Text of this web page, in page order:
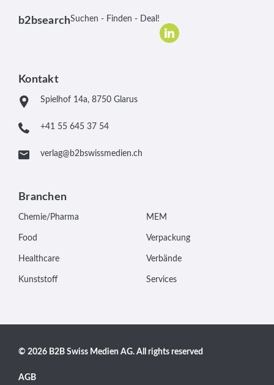
b2bsearchSuchen - Finden - Deal!
Kontakt
Spielhof 14a, 8750 Glarus
+41 55 645 37 54
verlag@b2bswissmedien.ch
Branchen
Chemie/Pharma
Food
Healthcare
Kunststoff
MEM
Verpackung
Verbände
Services
© 2026 B2B Swiss Medien AG. All rights reserved
AGB